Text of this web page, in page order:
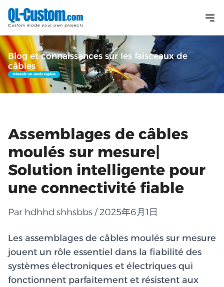
Blog et connaissances sur les faisceaux de
câbles
Obtenir un devis rapide
Assemblages de câbles
moulés sur mesure|
Solution intelligente pour
une connectivité fiable
Par hdhhd shhsbbs / 2025年6月1日
Les assemblages de câbles moulés sur mesure
jouent un rôle essentiel dans la fiabilité des
systèmes électroniques et électriques qui
fonctionnent parfaitement et résistent aux